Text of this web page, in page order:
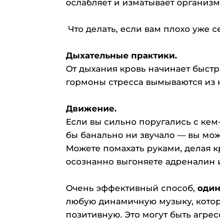
ослабляет и изматывает
Что делать, если вам плохо
Дыхательные практики.
От дыхания кровь начинает
гормоны стресса вымываются из
Движение.
Если вы сильно поругались с
бы банально ни звучало — вы
Можете помахать руками, делая
осознанно выгоняете адреналин
Очень эффективный способ,
любую динамичную музыку,
позитивную. Это могут быть